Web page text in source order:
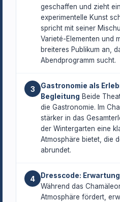
geschaffen und zieht
experimentelle Kunst
spricht mit seiner
Varieté-Elementen und
breiteres Publikum an,
Abendprogramm sucht.
3
Gastronomie als
Begleitung Beide
die Gastronomie. Im
stärker in das
der Wintergarten eine
Atmosphäre bietet, die
abrundet.
4
Dresscode:
Während das
Atmosphäre fördert,